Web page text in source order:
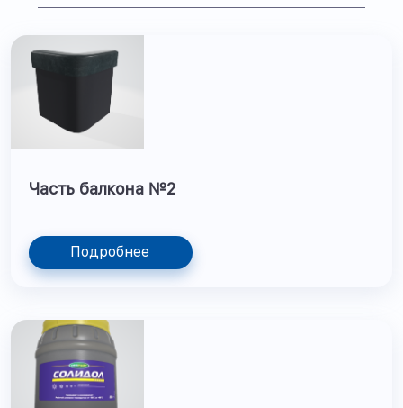
Часть балкона №2
Подробнее